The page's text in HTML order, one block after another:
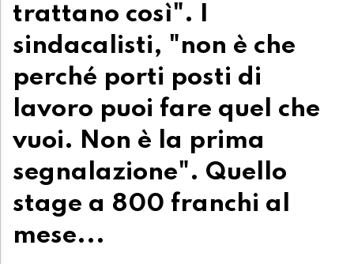
trattano così". I
sindacalisti, "non è che
perché porti posti di
lavoro puoi fare quel che
vuoi. Non è la prima
segnalazione". Quello
stage a 800 franchi al
mese...